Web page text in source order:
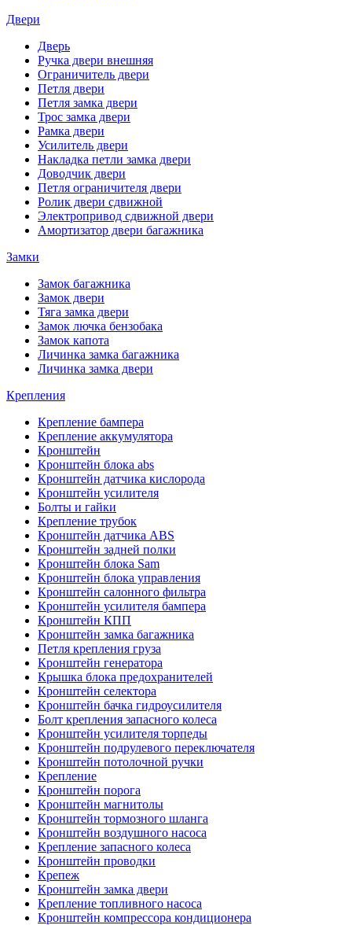
Двери
Дверь
Ручка двери внешняя
Ограничитель двери
Петля двери
Петля замка двери
Трос замка двери
Рамка двери
Усилитель двери
Накладка петли замка двери
Доводчик двери
Петля ограничителя двери
Ролик двери сдвижной
Электропривод сдвижной двери
Амортизатор двери багажника
Замки
Замок багажника
Замок двери
Тяга замка двери
Замок лючка бензобака
Замок капота
Личинка замка багажника
Личинка замка двери
Крепления
Крепление бампера
Крепление аккумулятора
Кронштейн
Кронштейн блока abs
Кронштейн датчика кислорода
Кронштейн усилителя
Болты и гайки
Крепление трубок
Кронштейн датчика ABS
Кронштейн задней полки
Кронштейн блока Sam
Кронштейн блока управления
Кронштейн салонного фильтра
Кронштейн усилителя бампера
Кронштейн КПП
Кронштейн замка багажника
Петля крепления груза
Кронштейн генератора
Крышка блока предохранителей
Кронштейн селектора
Кронштейн бачка гидроусилителя
Болт крепления запасного колеса
Кронштейн усилителя торпеды
Кронштейн подрулевого переключателя
Кронштейн потолочной ручки
Крепление
Кронштейн порога
Кронштейн магнитолы
Кронштейн тормозного шланга
Кронштейн воздушного насоса
Крепление запасного колеса
Кронштейн проводки
Крепеж
Кронштейн замка двери
Крепление топливного насоса
Кронштейн компрессора кондиционера